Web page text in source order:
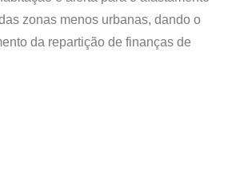
zonas menos urbanas, dando o
da repartição de finanças de